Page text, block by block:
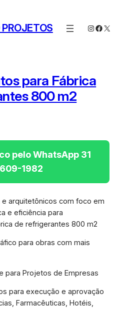
Instagram
X
para Fábrica
800 m2
pelo WhatsApp 31
1982
arquitetônicos com foco em
e eficiência para
de refrigerantes 800 m2
para obras com mais
para Projetos de Empresas
para execução e aprovação
Farmacêuticas, Hotéis,